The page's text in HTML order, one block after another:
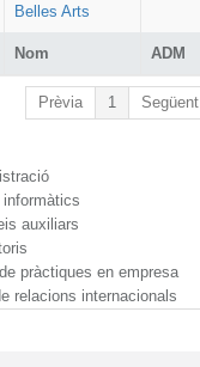
Nom ADM
Belles Arts
Prèvia 1 Següent
auxiliars
pràctiques en empresa
relacions internacionals